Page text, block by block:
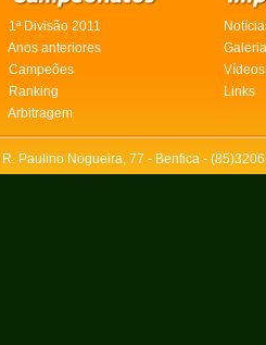
1ª Divisão 2011
Anos anteriores
Campeões
Vídeos
Ranking
Links
Arbitragem
R. Paulino Nogueira, 77 - Benfica -